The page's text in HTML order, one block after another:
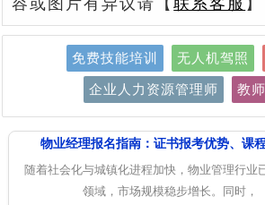
容或图片有异议请【联系客服 】
免费技能培训 无人机驾照
企业人力资源管理师 教
物业经理报名指南：证书报考优势、课
随着社会化与城镇化进程加快，物业管理行业
领域，市场规模稳步增长。同时，